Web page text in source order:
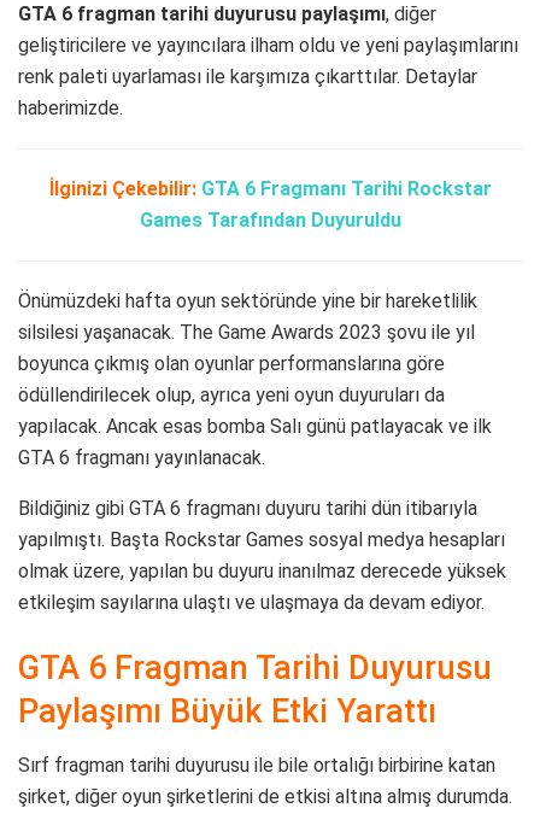
GTA 6 fragman tarihi duyurusu paylaşımı, diğer
geliştiricilere ve yayıncılara ilham oldu ve yeni paylaşımlarını
renk paleti uyarlaması ile karşımıza çıkarttılar. Detaylar
haberimizde.
İlginizi Çekebilir: GTA 6 Fragmanı Tarihi Rockstar
Games Tarafından Duyuruldu
Önümüzdeki hafta oyun sektöründe yine bir hareketlilik
silsilesi yaşanacak. The Game Awards 2023 şovu ile yıl
boyunca çıkmış olan oyunlar performanslarına göre
ödüllendirilecek olup, ayrıca yeni oyun duyuruları da
yapılacak. Ancak esas bomba Salı günü patlayacak ve ilk
GTA 6 fragmanı yayınlanacak.
Bildiğiniz gibi GTA 6 fragmanı duyuru tarihi dün itibarıyla
yapılmıştı. Başta Rockstar Games sosyal medya hesapları
olmak üzere, yapılan bu duyuru inanılmaz derecede yüksek
etkileşim sayılarına ulaştı ve ulaşmaya da devam ediyor.
GTA 6 Fragman Tarihi Duyurusu
Paylaşımı Büyük Etki Yarattı
Sırf fragman tarihi duyurusu ile bile ortalığı birbirine katan
şirket, diğer oyun şirketlerini de etkisi altına almış durumda.